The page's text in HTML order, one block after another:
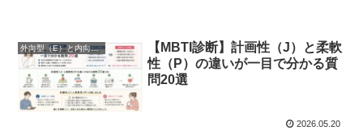
外向型（E）と内向型（I）の違い
【MBTI診断】計画性（J）と柔軟
性（P）の違いが一目で分かる質
問20選
2026.05.20